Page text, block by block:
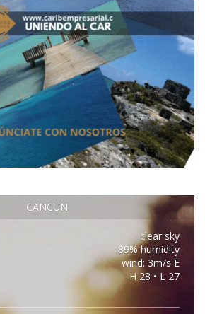
CANCUN
clear sky
89% humidity
wind: 3m/s E
H 28 • L 27